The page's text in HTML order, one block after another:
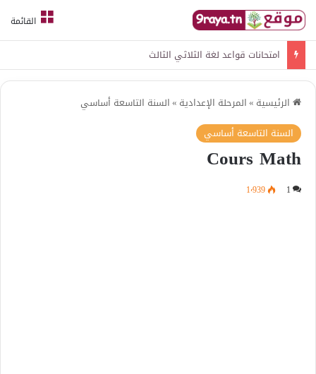
القائمة
امتحانات قواعد لغة الثلاثي الثالث
الرئيسية »المرحلة الإعدادية »السنة التاسعة أساسي
السنة التاسعة أساسي
Cours Math
1 1٬939